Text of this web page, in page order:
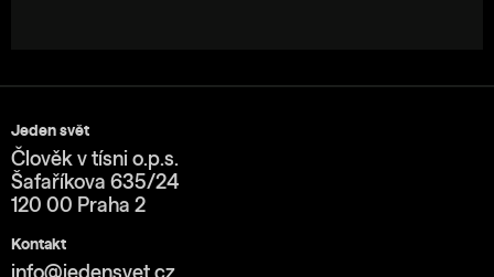
Jeden svět
Člověk v tísni o.p.s.
Šafaříkova 635/24
120 00 Praha 2
Kontakt